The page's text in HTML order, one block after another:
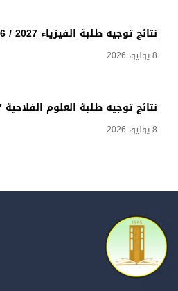
نتائج توجيه طلبة الفيزياء 2027 / 2026
8 يوليو، 2026
نتائج توجيه طلبة العلوم الفلاحية 2027 / 2026
8 يوليو، 2026